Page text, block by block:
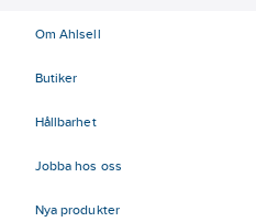
Om Ahlsell
Butiker
Hållbarhet
Jobba hos oss
Nya produkter